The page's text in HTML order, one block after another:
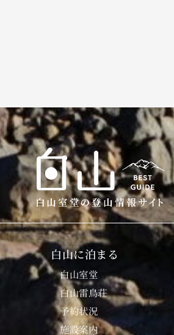
白山に泊まる
白山室堂
白山雷鳥荘
予約状況
施設案内